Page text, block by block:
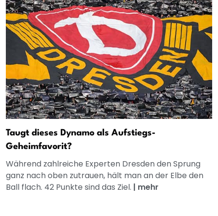
Taugt dieses Dynamo als Aufstiegs-
Geheimfavorit?
Während zahlreiche Experten Dresden den Sprung
ganz nach oben zutrauen, hält man an der Elbe den
Ball flach. 42 Punkte sind das Ziel. | mehr